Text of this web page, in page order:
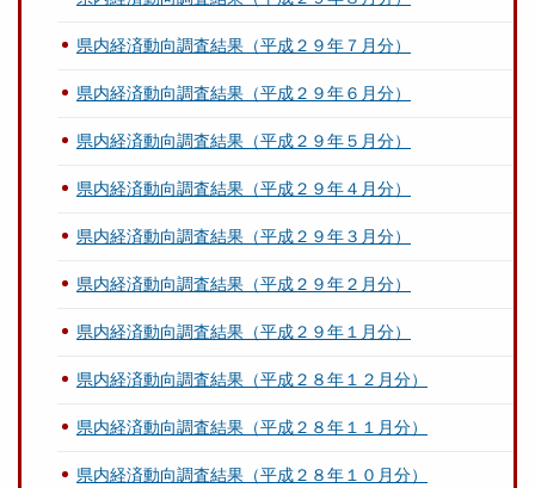
県内経済動向調査結果（平成２９年７月分）
県内経済動向調査結果（平成２９年６月分）
県内経済動向調査結果（平成２９年５月分）
県内経済動向調査結果（平成２９年４月分）
県内経済動向調査結果（平成２９年３月分）
県内経済動向調査結果（平成２９年２月分）
県内経済動向調査結果（平成２９年１月分）
県内経済動向調査結果（平成２８年１２月分）
県内経済動向調査結果（平成２８年１１月分）
県内経済動向調査結果（平成２８年１０月分）